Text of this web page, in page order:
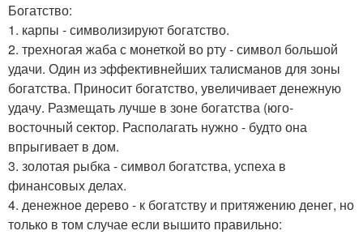
Богатство:
1. карпы - символизируют богатство.
2. трехногая жаба с монеткой во рту - символ большой
удачи. Один из эффективнейших талисманов для зоны
богатства. Приносит богатство, увеличивает денежную
удачу. Размещать лучше в зоне богатства (юго-
восточный сектор. Располагать нужно - будто она
впрыгивает в дом.
3. золотая рыбка - символ богатства, успеха в
финансовых делах.
4. денежное дерево - к богатству и притяжению денег, но
только в том случае если вышито правильно: